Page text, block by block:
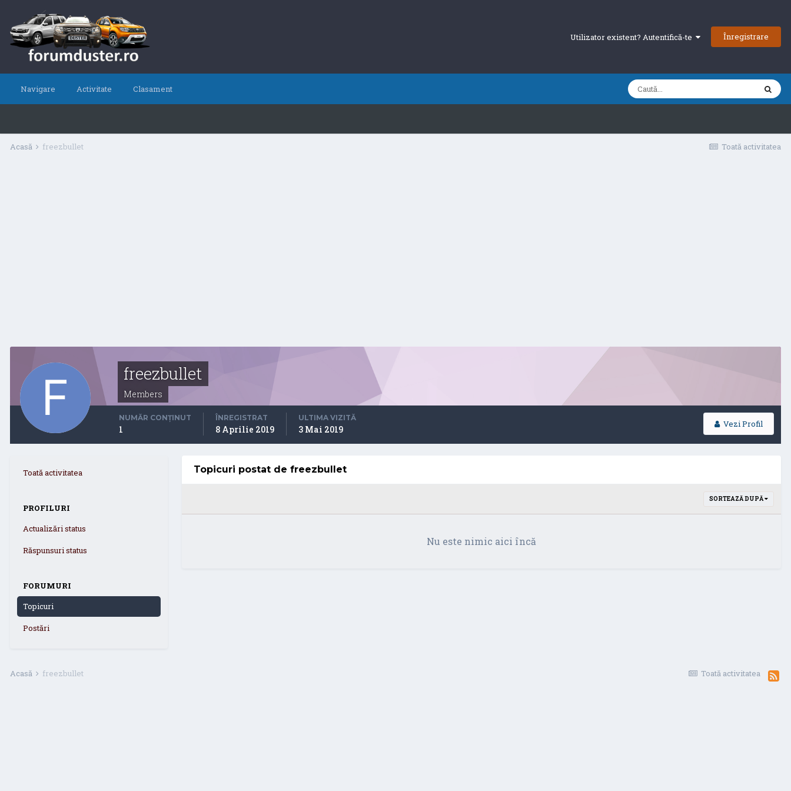
Utilizator existent? Autentifică-te Înregistrare
Navigare Activitate Clasament
Toată activitatea
Acasă freezbullet
freezbullet
Members
Vezi Profil
NUMĂR CONȚINUT
1
ÎNREGISTRAT
8 Aprilie 2019
ULTIMA VIZITĂ
3 Mai 2019
Toată activitatea
PROFILURI
Actualizări status
Răspunsuri status
FORUMURI
Topicuri
Postări
Topicuri postat de freezbullet
SORTEAZĂ DUPĂ
Nu este nimic aici încă
Toată activitatea
Acasă freezbullet